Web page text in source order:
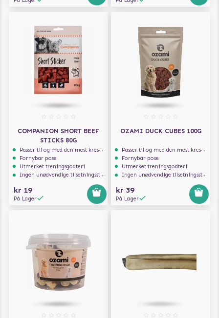
COMPANION SHORT BEEF
STICKS 80G
Passer til og med den mest kresne hunden
Fornybar pose
Utmerket treningsgodteri
Ingen unødvendige tilsetningsstoffer
kr 19
På Lager
OZAMI DUCK CUBES 100G
Passer til og med den mest kresne hunden
Fornybar pose
Utmerket treningsgodteri
Ingen unødvendige tilsetningsstoffer
kr 39
På Lager